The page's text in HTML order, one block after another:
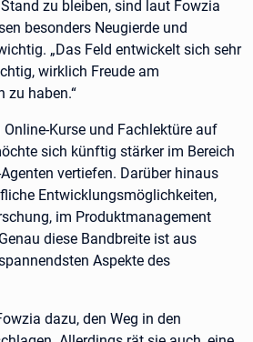
zu bleiben, sind laut Fowzia
besonders Neugierde und
„Das Feld entwickelt sich sehr
wirklich Freude am
zu haben.“
Kurse und Fachlektüre auf
sich künftig stärker im Bereich
vertiefen. Darüber hinaus
Entwicklungsmöglichkeiten,
im Produktmanagement
diese Bandbreite ist aus
Aspekte des
dazu, den Weg in den